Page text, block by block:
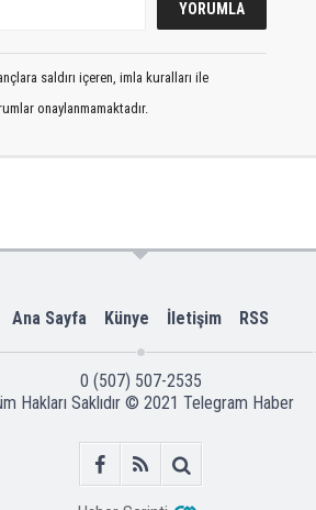
saldırı içeren, imla kuralları ile
onaylanmamaktadır.
Ana Sayfa Künye İletişim RSS
0 (507) 507-2535
Hakları Saklıdır © 2021 Telegram Haber